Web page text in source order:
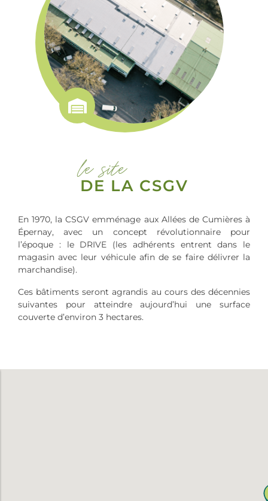
le site
DE LA CSGV
En 1970, la CSGV emménage aux Allées de Cumières à
Épernay, avec un concept révolutionnaire pour
l’époque : le DRIVE (les adhérents entrent dans le
magasin avec leur véhicule afin de se faire délivrer la
marchandise).
Ces bâtiments seront agrandis au cours des décennies
suivantes pour atteindre aujourd’hui une surface
couverte d’environ 3 hectares.